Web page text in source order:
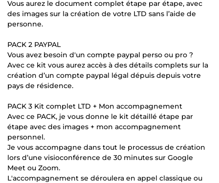
Vous aurez le document complet étape par étape, avec
des images sur la création de votre LTD sans l’aide de
personne.
PACK 2 PAYPAL
Vous avez besoin d'un compte paypal perso ou pro ?
Avec ce kit vous aurez accès à des détails complets sur la
création d’un compte paypal légal dépuis depuis votre
pays de résidence.
PACK 3 Kit complet LTD + Mon accompagnement
Avec ce PACK, je vous donne le kit détaillé étape par
étape avec des images + mon accompagnement
personnel.
Je vous accompagne dans tout le processus de création
lors d’une visioconférence de 30 minutes sur Google
Meet ou Zoom.
L'accompagnement se déroulera en appel classique ou